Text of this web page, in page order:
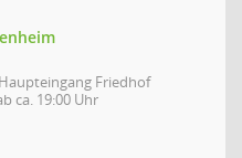
Friedhof
ca. 19:00 Uhr